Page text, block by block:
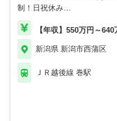
制！日祝休み…
【年収】550万円～640
新潟県 新潟市西蒲区
ＪＲ越後線 巻駅